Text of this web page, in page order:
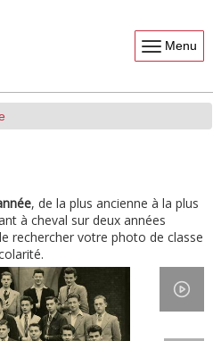
Menu
, de la plus ancienne à la plus
à cheval sur deux années
rechercher votre photo de classe